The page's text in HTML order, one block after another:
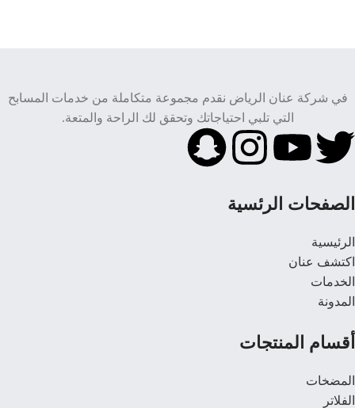
في شركة عنان الرياض نقدم مجموعة متكاملة من خدمات المسابح
التي تلبي احتياجاتك وتحقق لك الراحة والمتعة.
الصفحات الرئسية
الرئيسية
اكتشف عنان
الخدمات
المدونة
أقسام المنتجات
المضخات
الفلاتر